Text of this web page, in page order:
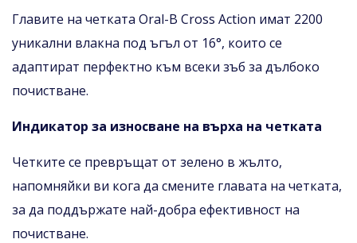
Главите на четката Oral-B Cross Action имат 2200
уникални влакна под ъгъл от 16°, които се
адаптират перфектно към всеки зъб за дълбоко
почистване.
Индикатор за износване на върха на четката
Четките се превръщат от зелено в жълто,
напомняйки ви кога да смените главата на четката,
за да поддържате най-добра ефективност на
почистване.